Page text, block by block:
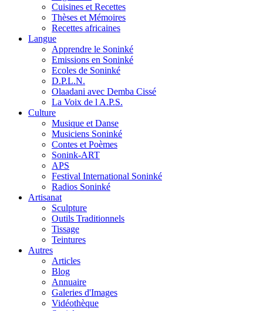
Cuisines et Recettes
Thèses et Mémoires
Recettes africaines
Langue
Apprendre le Soninké
Emissions en Soninké
Ecoles de Soninké
D.P.L.N.
Olaadani avec Demba Cissé
La Voix de l A.P.S.
Culture
Musique et Danse
Musiciens Soninké
Contes et Poèmes
Sonink-ART
APS
Festival International Soninké
Radios Soninké
Artisanat
Sculpture
Outils Traditionnels
Tissage
Teintures
Autres
Articles
Blog
Annuaire
Galeries d'Images
Vidéothèque